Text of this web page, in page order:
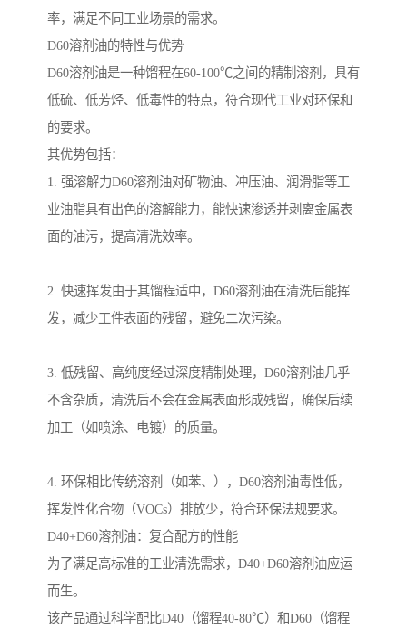
率，满足不同工业场景的需求。
D60溶剂油的特性与优势
D60溶剂油是一种馏程在60-100℃之间的精制溶剂，具有
低硫、低芳烃、低毒性的特点，符合现代工业对环保和
的要求。
其优势包括：
1. 强溶解力D60溶剂油对矿物油、冲压油、润滑脂等工
业油脂具有出色的溶解能力，能快速渗透并剥离金属表
面的油污，提高清洗效率。
2. 快速挥发由于其馏程适中，D60溶剂油在清洗后能挥
发，减少工件表面的残留，避免二次污染。
3. 低残留、高纯度经过深度精制处理，D60溶剂油几乎
不含杂质，清洗后不会在金属表面形成残留，确保后续
加工（如喷涂、电镀）的质量。
4. 环保相比传统溶剂（如苯、），D60溶剂油毒性低，
挥发性化合物（VOCs）排放少，符合环保法规要求。
D40+D60溶剂油：复合配方的性能
为了满足高标准的工业清洗需求，D40+D60溶剂油应运
而生。
该产品通过科学配比D40（馏程40-80℃）和D60（馏程